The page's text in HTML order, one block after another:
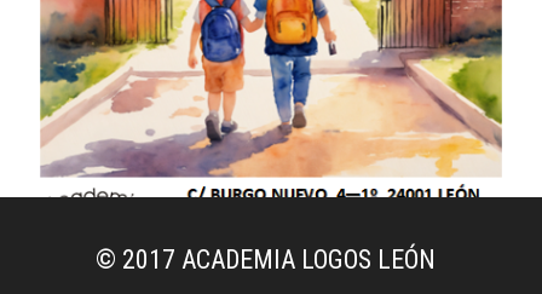
© 2017 ACADEMIA LOGOS LEÓN